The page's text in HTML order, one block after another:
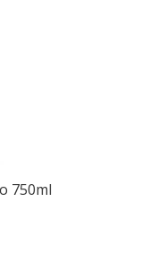
750ml